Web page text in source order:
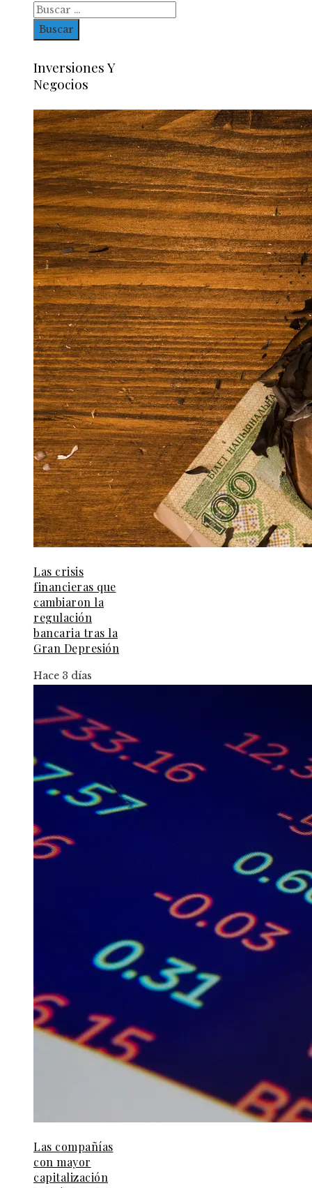
Inversiones Y
Negocios
Las crisis
financieras que
cambiaron la
regulación
bancaria tras la
Gran Depresión
Hace 3 días
Las compañías
con mayor
capitalización